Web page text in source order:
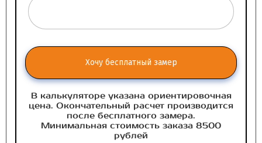
Хочу бесплатный замер
В калькуляторе указана ориентировочная
цена. Окончательный расчет производится
после бесплатного замера.
Минимальная стоимость заказа 8500
рублей